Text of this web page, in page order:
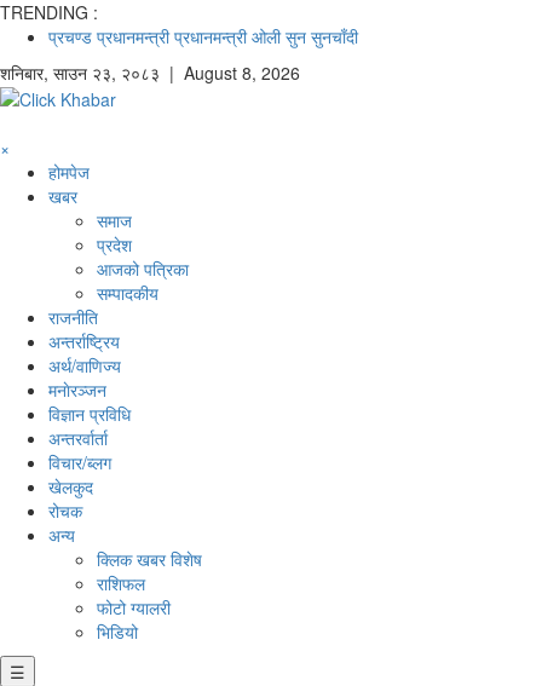
TRENDING :
प्रचण्ड प्रधानमन्त्री प्रधानमन्त्री ओली सुन सुनचाँदी
शनिबार, साउन २३, २०८३ | August 8, 2026
×
होमपेज
खबर
समाज
प्रदेश
आजको पत्रिका
सम्पादकीय
राजनीति
अन्तर्राष्ट्रिय
अर्थ/वाणिज्य
मनाेरञ्जन
विज्ञान प्रविधि
अन्तरर्वार्ता
विचार/ब्लग
खेलकुद
रोचक
अन्य
क्लिक खबर विशेष
राशिफल
फोटो ग्यालरी
भिडियो
☰